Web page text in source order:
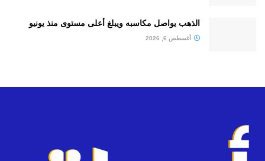
الذهب يواصل مكاسبه ويبلغ أعلى مستوى منذ يونيو
أغسطس 6, 2026